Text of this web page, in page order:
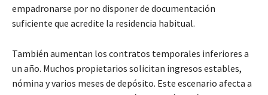
empadronarse por no disponer de documentación
suficiente que acredite la residencia habitual.
También aumentan los contratos temporales inferiores a
un año. Muchos propietarios solicitan ingresos estables,
nómina y varios meses de depósito. Este escenario afecta a